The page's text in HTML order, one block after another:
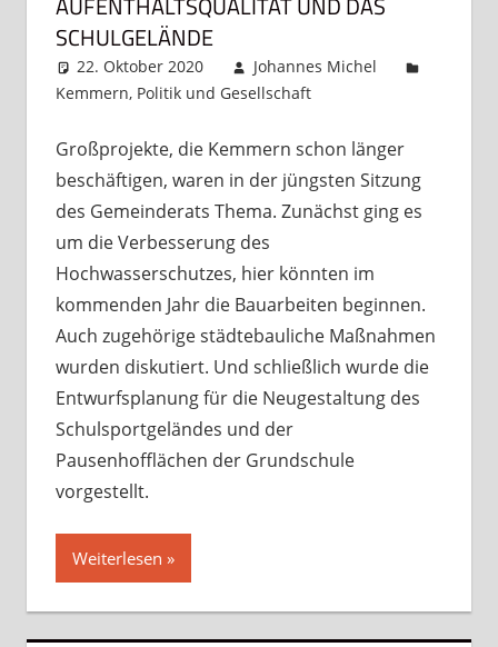
SCHULGELÄNDE
22. Oktober 2020
Johannes Michel
Kemmern, Politik und Gesellschaft
Großprojekte, die Kemmern schon länger
beschäftigen, waren in der jüngsten Sitzung
des Gemeinderats Thema. Zunächst ging es
um die Verbesserung des
Hochwasserschutzes, hier könnten im
kommenden Jahr die Bauarbeiten beginnen.
Auch zugehörige städtebauliche Maßnahmen
wurden diskutiert. Und schließlich wurde die
Entwurfsplanung für die Neugestaltung des
Schulsportgeländes und der
Pausenhofflächen der Grundschule
vorgestellt.
Weiterlesen